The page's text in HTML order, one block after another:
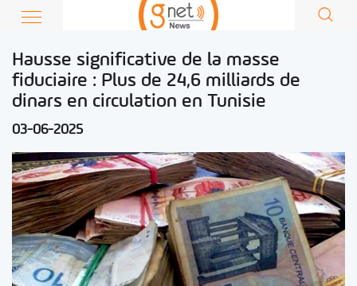
Hausse significative de la masse
fiduciaire : Plus de 24,6 milliards de
dinars en circulation en Tunisie
03-06-2025